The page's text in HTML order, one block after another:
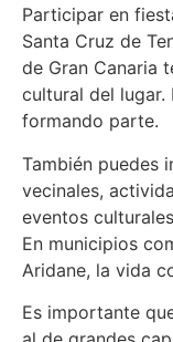
Participar en
Santa Cruz de
de Gran Canaria
cultural del lugar.
formando parte.
También puedes
vecinales,
eventos
En municipios
Aridane, la vida
Es importante